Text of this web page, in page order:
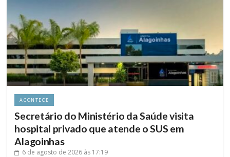
ACONTECE
Secretário do Ministério da Saúde visita
hospital privado que atende o SUS em
Alagoinhas
6 de agosto de 2026 às 17:19